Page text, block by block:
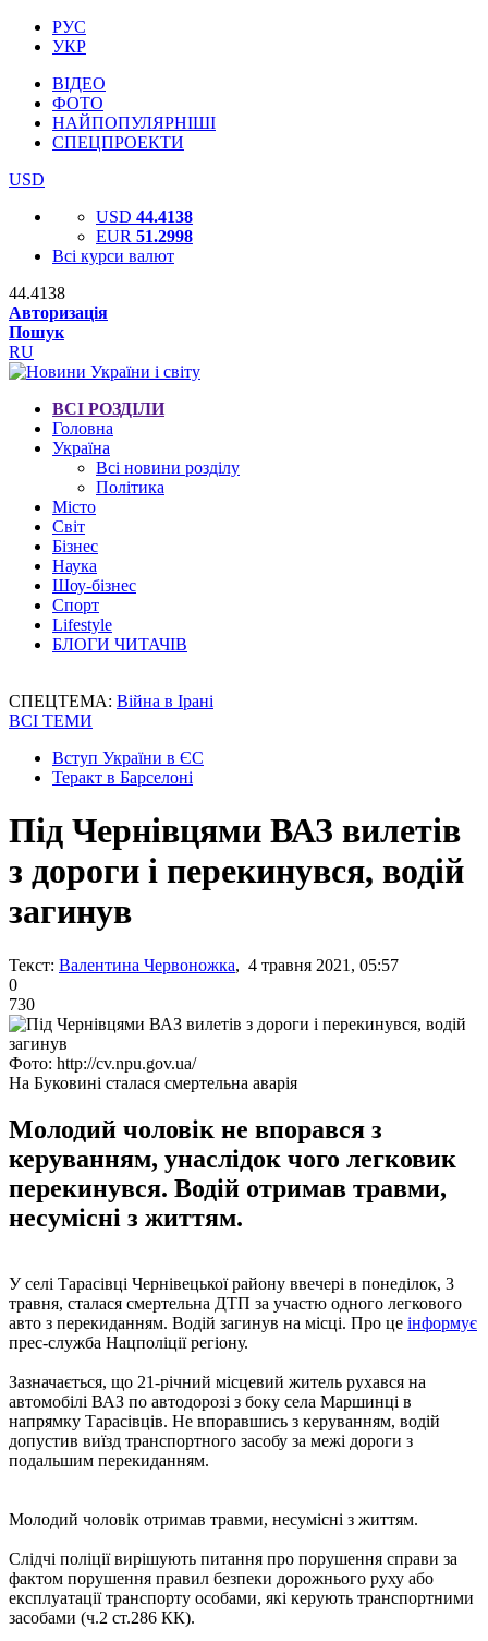
РУС
УКР
ВІДЕО
ФОТО
НАЙПОПУЛЯРНІШІ
СПЕЦПРОЕКТИ
USD
USD 44.4138
EUR 51.2998
Всі курси валют
44.4138
Авторизація
Пошук
RU
ВСІ РОЗДІЛИ
Головна
Україна
Всі новини розділу
Політика
Місто
Світ
Бізнес
Наука
Шоу-бізнес
Спорт
Lifestyle
БЛОГИ ЧИТАЧІВ
СПЕЦТЕМА: Війна в Ірані
ВСІ ТЕМИ
Вступ України в ЄС
Теракт в Барселоні
Під Чернівцями ВАЗ вилетів
з дороги і перекинувся, водій
загинув
Текст: Валентина Червоножка, 4 травня 2021, 05:57
0
730
Фото: http://cv.npu.gov.ua/
На Буковині сталася смертельна аварія
Молодий чоловік не впорався з
керуванням, унаслідок чого легковик
перекинувся. Водій отримав травми,
несумісні з життям.
У селі Тарасівці Чернівецької району ввечері в понеділок, 3
травня, сталася смертельна ДТП за участю одного легкового
авто з перекиданням. Водій загинув на місці. Про це інформує
прес-служба Нацполіції регіону.
Зазначається, що 21-річний місцевий житель рухався на
автомобілі ВАЗ по автодорозі з боку села Маршинці в
напрямку Тарасівців. Не впоравшись з керуванням, водій
допустив виїзд транспортного засобу за межі дороги з
подальшим перекиданням.
Молодий чоловік отримав травми, несумісні з життям.
Слідчі поліції вирішують питання про порушення справи за
фактом порушення правил безпеки дорожнього руху або
експлуатації транспорту особами, які керують транспортними
засобами (ч.2 ст.286 КК).